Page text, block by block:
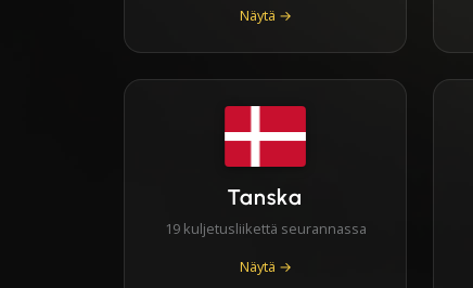
Näytä →
Tanska
19 kuljetusliikettä seurannassa
Näytä →